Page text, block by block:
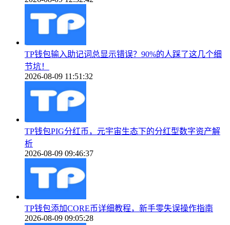
TP钱包输入助记词总显示错误？90%的人踩了这几个细
节坑！
2026-08-09 11:51:32
TP钱包PIG分红币，元宇宙生态下的分红型数字资产解
析
2026-08-09 09:46:37
TP钱包添加CORE币详细教程，新手零失误操作指南
2026-08-09 09:05:28